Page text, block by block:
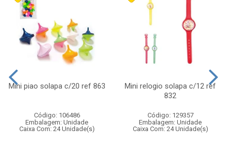
Mini piao solapa c/20 ref 863
Código: 106486
Embalagem: Unidade
Caixa Com: 24 Unidade(s)
Mini relogio solapa c/12 ref
832
Código: 129357
Embalagem: Unidade
Caixa Com: 24 Unidade(s)